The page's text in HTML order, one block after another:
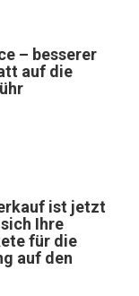
– besserer
auf die
ist jetzt
Ihre
für die
auf den